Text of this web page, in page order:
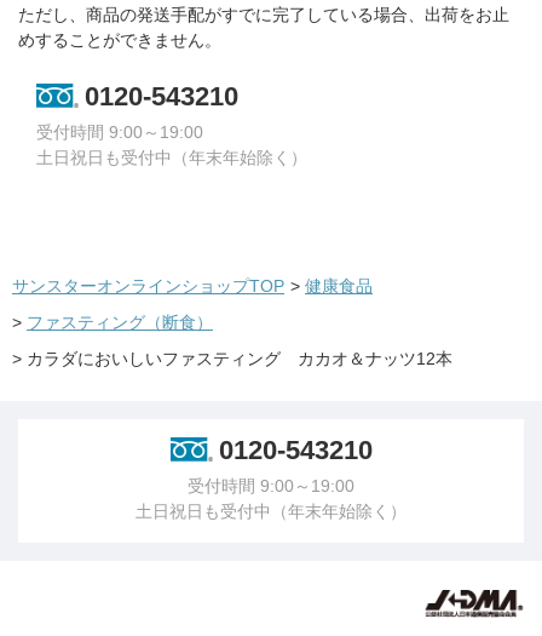
ただし、商品の発送手配がすでに完了している場合、出荷をお止
めすることができません。
0120-543210
受付時間 9:00～19:00
土日祝日も受付中（年末年始除く）
サンスターオンラインショップTOP > 健康食品
> ファスティング（断食）
> カラダにおいしいファスティング カカオ＆ナッツ12本
0120-543210
受付時間 9:00～19:00
土日祝日も受付中（年末年始除く）